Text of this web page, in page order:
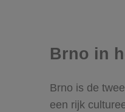
Brno in
Brno is de
een rijk